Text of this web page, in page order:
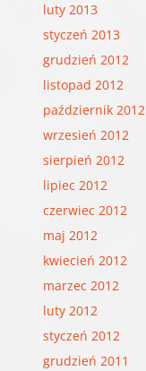
luty 2013
styczeń 2013
grudzień 2012
listopad 2012
październik 2012
wrzesień 2012
sierpień 2012
lipiec 2012
czerwiec 2012
maj 2012
kwiecień 2012
marzec 2012
luty 2012
styczeń 2012
grudzień 2011